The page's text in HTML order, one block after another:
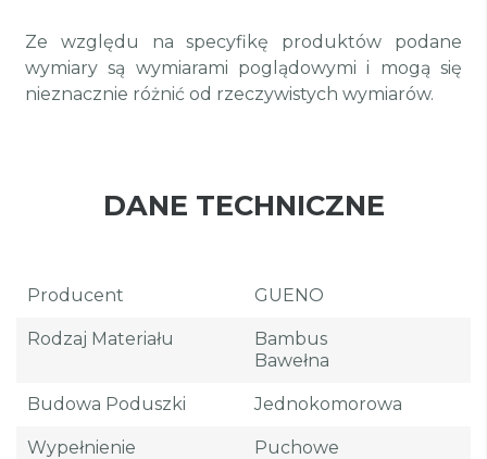
Ze względu na specyfikę produktów podane
wymiary są wymiarami poglądowymi i mogą się
nieznacznie różnić od rzeczywistych wymiarów.
DANE TECHNICZNE
Producent GUENO
Rodzaj Materiału
Bambus
Bawełna
Budowa Poduszki Jednokomorowa
Wypełnienie Puchowe